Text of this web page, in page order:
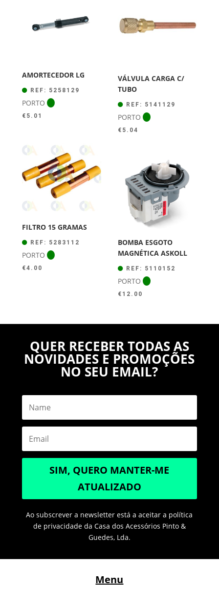
AMORTECEDOR LG
REF: 5258129
PORTO
€ 5.01
VÁLVULA CARGA C/
TUBO
REF: 5141129
PORTO
€ 5.04
FILTRO 15 GRAMAS
REF: 5283112
PORTO
€4.00
BOMBA ESGOTO
MAGNÉTICA ASKOLL
REF: 5110152
PORTO
€ 12.00
QUER RECEBER TODAS AS
NOVIDADES E PROMOÇÕES
NO SEU EMAIL?
SIM, QUERO MANTER-ME
ATUALIZADO
Ao subscrever a newsletter está a aceitar a política
de privacidade da Casa dos Acessórios Pinto &
Guedes, Lda.
Menu